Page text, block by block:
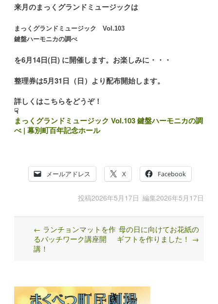
来月のまっくグランドミュージックは
まっくグランドミュージック Vol.103
鍵盤ハーモニカの調べ
を6月14日(日) に開催します。お楽しみに・・・
整理券は5月31日（日）より配布開始します。
詳しくはこちらをどうぞ！
☟
まっくグランドミュージック Vol.103 鍵盤ハーモニカの調
べ | 幕別町百年記念ホール
メールアドレス X Facebook
投稿2026年5月17日 編集2026年5月17日
Post
navigation
← ランチョンマットを作
るパッチワーク講座開
講！
母の日に向けてお花紙の
ギフトを作りました！ →